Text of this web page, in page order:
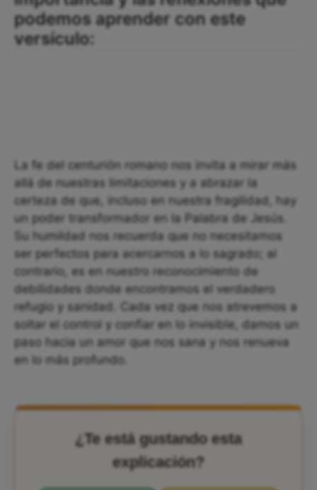
podemos aprender con este
versículo:
La fe del centurión romano nos invita a mirar más
allá de nuestras limitaciones y a abrazar la
certeza de que, incluso en nuestra fragilidad, hay
un poder transformador en la Palabra de Jesús.
Su humildad nos recuerda que no necesitamos
ser perfectos para acercarnos a lo sagrado; al
contrario, es en nuestro reconocimiento de
debilidades donde encontramos el verdadero
refugio y sanidad. Cada vez que nos atrevemos a
soltar el control y confiar en lo invisible, damos un
paso hacia un amor que nos sana y nos renueva
en lo más profundo.
¿Te está gustando esta
explicación?